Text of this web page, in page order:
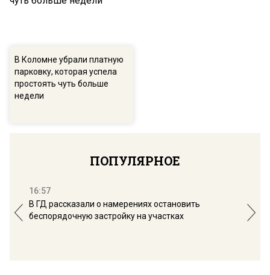
В Коломне убрали платную
парковку, которая успела
простоять чуть больше
недели
ПОПУЛЯРНОЕ
16:57
В ГД рассказали о намерениях остановить
беспорядочную застройку на участках